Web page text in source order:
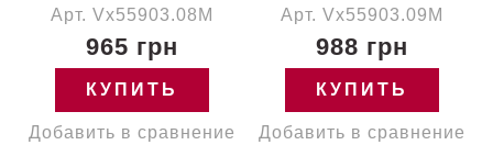
Арт. Vx55903.08M
965 грн
КУПИТЬ
Добавить в сравнение
Арт. Vx55903.09M
988 грн
КУПИТЬ
Добавить в сравнение